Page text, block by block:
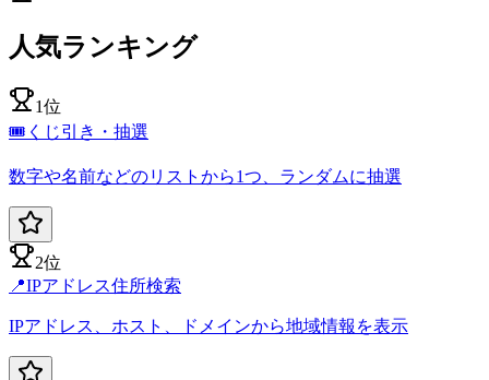
人気ランキング
1位
🎟️ くじ引き・抽選
数字や名前などのリストから1つ、ランダムに抽選
2位
📍IPアドレス住所検索
IPアドレス、ホスト、ドメインから地域情報を表示